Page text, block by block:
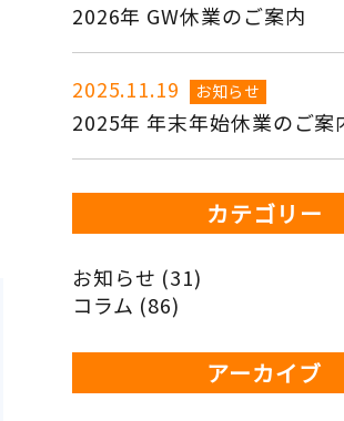
2026年 GW休業のご案内
2025.11.19 お知らせ
2025年 年末年始休業のご案
カテゴリー
お知らせ (31)
コラム (86)
アーカイブ